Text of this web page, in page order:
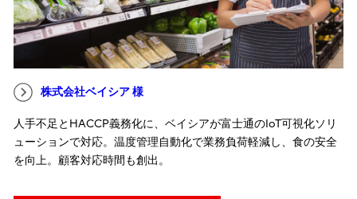
株式会社ベイシア 様
人手不足とHACCP義務化に、ベイシアが富士通のIoT可視化ソリ
ューションで対応。温度管理自動化で業務負荷軽減し、食の安全
を向上。顧客対応時間も創出。